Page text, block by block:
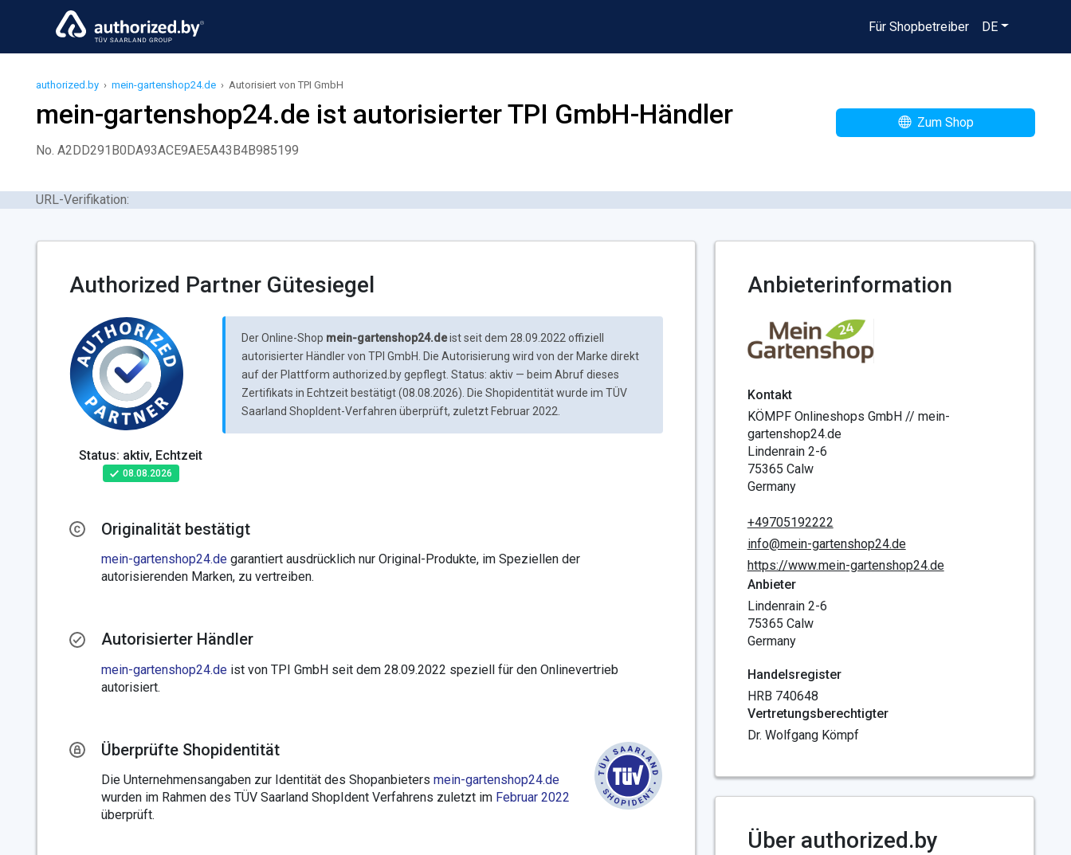
Für Shopbetreiber DE
authorized.by › mein-gartenshop24.de › Autorisiert von TPI GmbH
mein-gartenshop24.de ist autorisierter TPI GmbH-Händler
No. A2DD291B0DA93ACE9AE5A43B4B985199
Zum Shop
URL-Verifikation:
Authorized Partner Gütesiegel
Status: aktiv, Echtzeit
08.08.2026
Der Online-Shop mein-gartenshop24.deist seit dem 28.09.2022 offiziell
autorisierter Händler von TPI GmbH. Die Autorisierung wird von der Marke direkt
auf der Plattform authorized.by gepflegt. Status: aktiv — beim Abruf dieses
Zertifikats in Echtzeit bestätigt (08.08.2026). Die Shopidentität wurde im TÜV
Saarland ShopIdent-Verfahren überprüft, zuletzt Februar 2022.
Originalität bestätigt
mein-gartenshop24.de garantiert ausdrücklich nur Original-Produkte, im Speziellen der
autorisierenden Marken, zu vertreiben.
Autorisierter Händler
mein-gartenshop24.de ist von TPI GmbH seit dem 28.09.2022 speziell für den Onlinevertrieb
autorisiert.
Überprüfte Shopidentität
Die Unternehmensangaben zur Identität des Shopanbieters mein-gartenshop24.de
wurden im Rahmen des TÜV Saarland ShopIdent Verfahrens zuletzt im Februar 2022
überprüft.
Anbieterinformation
Kontakt
KÖMPF Onlineshops GmbH // mein-
gartenshop24.de
Lindenrain 2-6
75365 Calw
Germany
+49705192222
info@mein-gartenshop24.de
https://www.mein-gartenshop24.de
Anbieter
Lindenrain 2-6
75365 Calw
Germany
Handelsregister
HRB 740648
Vertretungsberechtigter
Dr. Wolfgang Kömpf
Über authorized.by